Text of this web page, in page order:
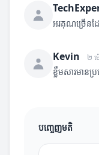
អរគុណច្រើនដ
Kevin ២
ខ្លឹមសារមាន
បញ្ចេញមតិ